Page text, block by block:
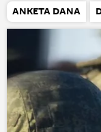
ANKETA DANA